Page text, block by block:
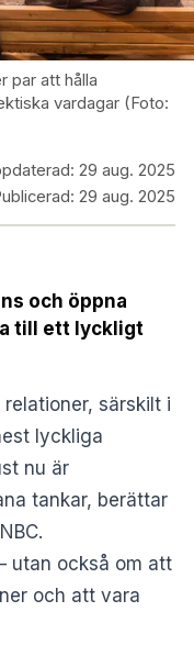
par att hålla
vardagar (Foto:
29 aug. 2025
29 aug. 2025
och öppna
till ett lyckligt
särskilt i
lyckliga
nu är
tankar, berättar
.
utan också om att
och att vara